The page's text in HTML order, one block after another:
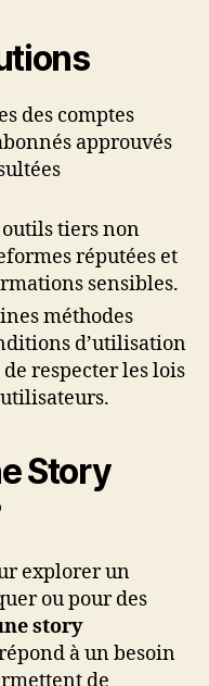
des comptes
approuvés
outils tiers non
réputées et
sensibles.
méthodes
d’utilisation
respecter les lois
Story
explorer un
ou pour des
story
à un besoin